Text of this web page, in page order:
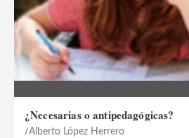
¿Necesarias o antipedagógicas?
Alberto López Herrero